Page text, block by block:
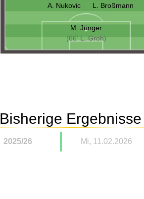
A. Nukovic L. Broßmann
M. Jünger
(66' L. Groh)
Bisherige Ergebnisse
2025/26 Mi, 11.02.2026